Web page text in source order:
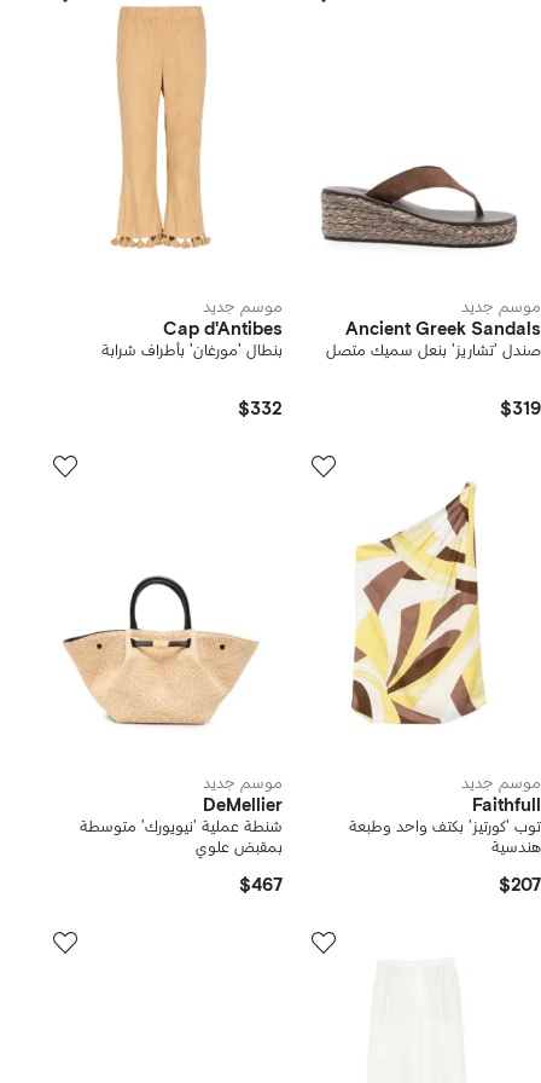
موسم جديد
Ancient Greek Sandals
صندل 'تشاريز' بنعل سميك متصل
$319
موسم جديد
Cap d'Antibes
بنطال 'مورغان' بأطراف شرابة
$332
موسم جديد
Faithfull
توب 'كورتيز' بكتف واحد وطبعة
هندسية
$207
موسم جديد
DeMellier
شنطة عملية 'نيويورك' متوسطة
بمقبض علوي
$467